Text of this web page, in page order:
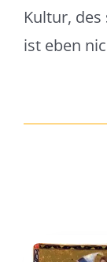
Kultur,
ist eben